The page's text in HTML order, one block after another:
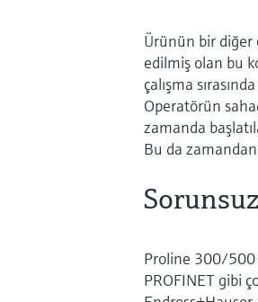
Ürünün bir diğer
edilmiş olan bu
çalışma
Operatörün
zamanda
Bu da
Proline 300/500
PROFINET gibi